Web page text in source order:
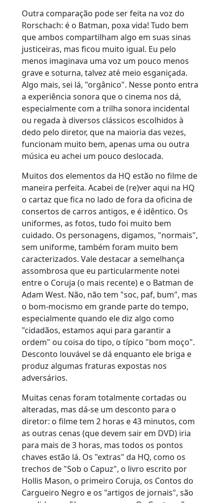
Outra comparação pode ser feita na voz do
Rorschach: é o Batman, poxa vida! Tudo bem
que ambos compartilham algo em suas sinas
justiceiras, mas ficou muito igual. Eu pelo
menos imaginava uma voz um pouco menos
grave e soturna, talvez até meio esganiçada.
Algo mais, sei lá, "orgânico". Nesse ponto entra
a experiência sonora que o cinema nos dá,
especialmente com a trilha sonora incidental
ou regada à diversos clássicos escolhidos à
dedo pelo diretor, que na maioria das vezes,
funcionam muito bem, apenas uma ou outra
música eu achei um pouco deslocada.
Muitos dos elementos da HQ estão no filme de
maneira perfeita. Acabei de (re)ver aqui na HQ
o cartaz que fica no lado de fora da oficina de
consertos de carros antigos, e é idêntico. Os
uniformes, as fotos, tudo foi muito bem
cuidado. Os personagens, digamos, "normais",
sem uniforme, também foram muito bem
caracterizados. Vale destacar a semelhança
assombrosa que eu particularmente notei
entre o Coruja (o mais recente) e o Batman de
Adam West. Não, não tem "soc, paf, bum", mas
o bom-mocismo em grande parte do tempo,
especialmente quando ele diz algo como
"cidadãos, estamos aqui para garantir a
ordem" ou coisa do tipo, o típico "bom moço".
Desconto louvável se dá enquanto ele briga e
produz algumas fraturas expostas nos
adversários.
Muitas cenas foram totalmente cortadas ou
alteradas, mas dá-se um desconto para o
diretor: o filme tem 2 horas e 43 minutos, com
as outras cenas (que devem sair em DVD) iria
para mais de 3 horas, mas todos os pontos
chaves estão lá. Os "extras" da HQ, como os
trechos de "Sob o Capuz", o livro escrito por
Hollis Mason, o primeiro Coruja, os Contos do
Cargueiro Negro e os "artigos de jornais", são